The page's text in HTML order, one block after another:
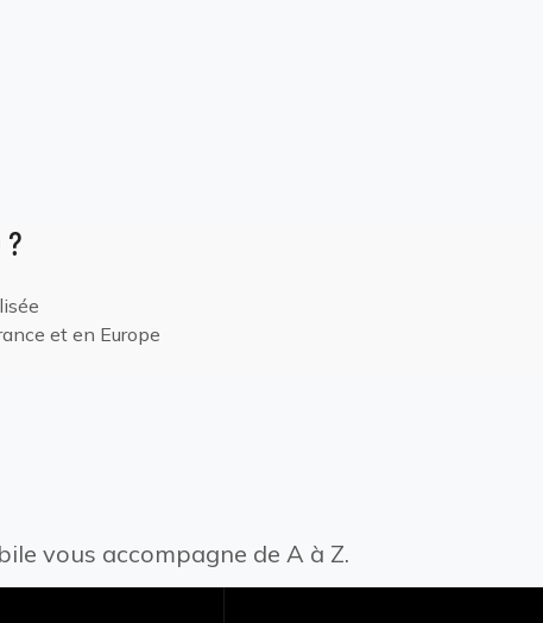
?
et en Europe
vous accompagne de A à Z.